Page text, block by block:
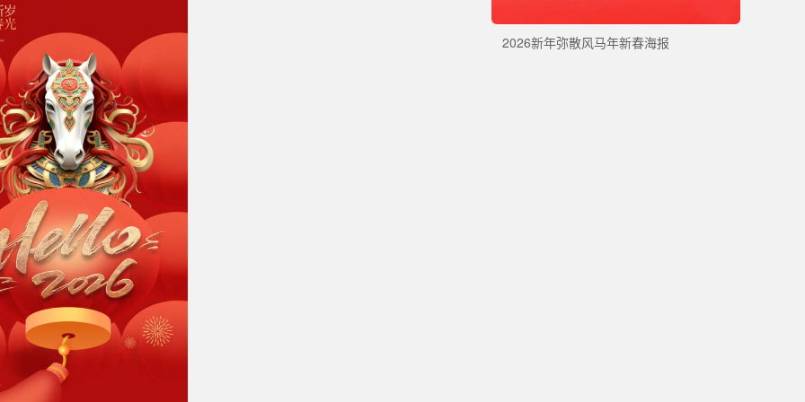
2026新年弥散风马年新春海报